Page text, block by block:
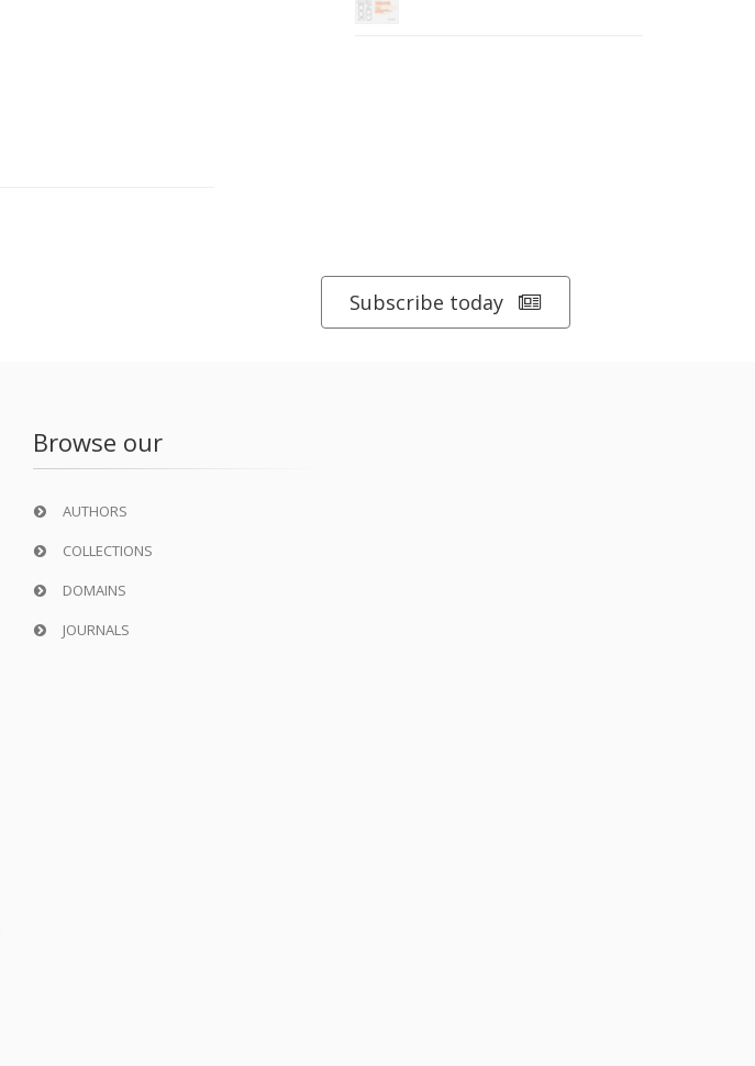
Subscribe today
Browse our
AUTHORS
COLLECTIONS
DOMAINS
JOURNALS